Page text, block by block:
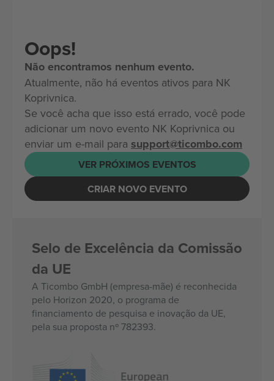
Oops!
Não encontramos nenhum evento.
Atualmente, não há eventos ativos para NK
Koprivnica.
Se você acha que isso está errado, você pode
adicionar um novo evento NK Koprivnica ou
enviar um e-mail para support@ticombo.com
VER PRÓXIMOS EVENTOS
CRIAR NOVO EVENTO
Selo de Excelência da Comissão
da UE
A Ticombo GmbH (empresa-mãe) é reconhecida
pelo Horizon 2020, o programa de
financiamento de pesquisa e inovação da UE,
pela sua proposta nº 782393.